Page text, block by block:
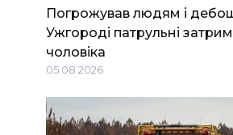
Погрожував людям і
Ужгороді патрульні
чоловіка
05.08.2026